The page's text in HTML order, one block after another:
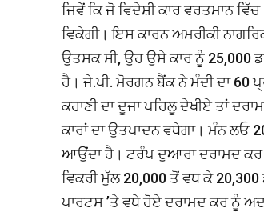
ਜਿਵੇਂ ਕਿ ਜੋ ਵਿਦੇਸ਼ੀ ਕਾਰ ਵਰਤਮਾਨ
ਵਿਕੇਗੀ। ਇਸ ਕਾਰਨ ਅਮਰੀਕੀ
ਉਤਸਕ ਸੀ, ਉਹ ਉਸੇ ਕਾਰ ਨੂੰ 25,000
ਹੈ। ਜੇ.ਪੀ. ਮੋਰਗਨ ਬੈਂਕ ਨੇ ਮੰਦੀ ਦਾ 60
ਕਹਾਣੀ ਦਾ ਦੂਜਾ ਪਹਿਲੂ ਦੇਖੀਏ ਤਾਂ
ਕਾਰਾਂ ਦਾ ਉਤਪਾਦਨ ਵਧੇਗਾ। ਮੰਨ ਲਓ
ਆਉਂਦਾ ਹੈ। ਟਰੰਪ ਦੁਆਰਾ ਦਰਾਮਦ ਕਰ
ਵਿਕਰੀ ਮੁੱਲ 20,000 ਤੋਂ ਵਧ ਕੇ
ਪਾਰਟਸ ’ਤੇ ਵਧੇ ਹੋਏ ਦਰਾਮਦ ਕਰ ਨੂੰ